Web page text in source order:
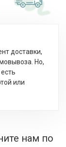
доставки,
Но,
или
нам по